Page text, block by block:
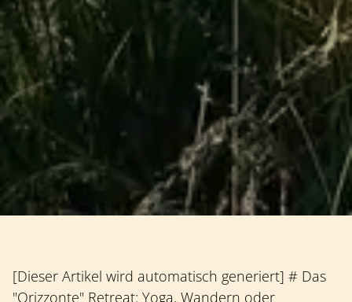
[Dieser Artikel wird automatisch generiert] # Das
"Orizzonte" Retreat: Yoga, Wandern oder